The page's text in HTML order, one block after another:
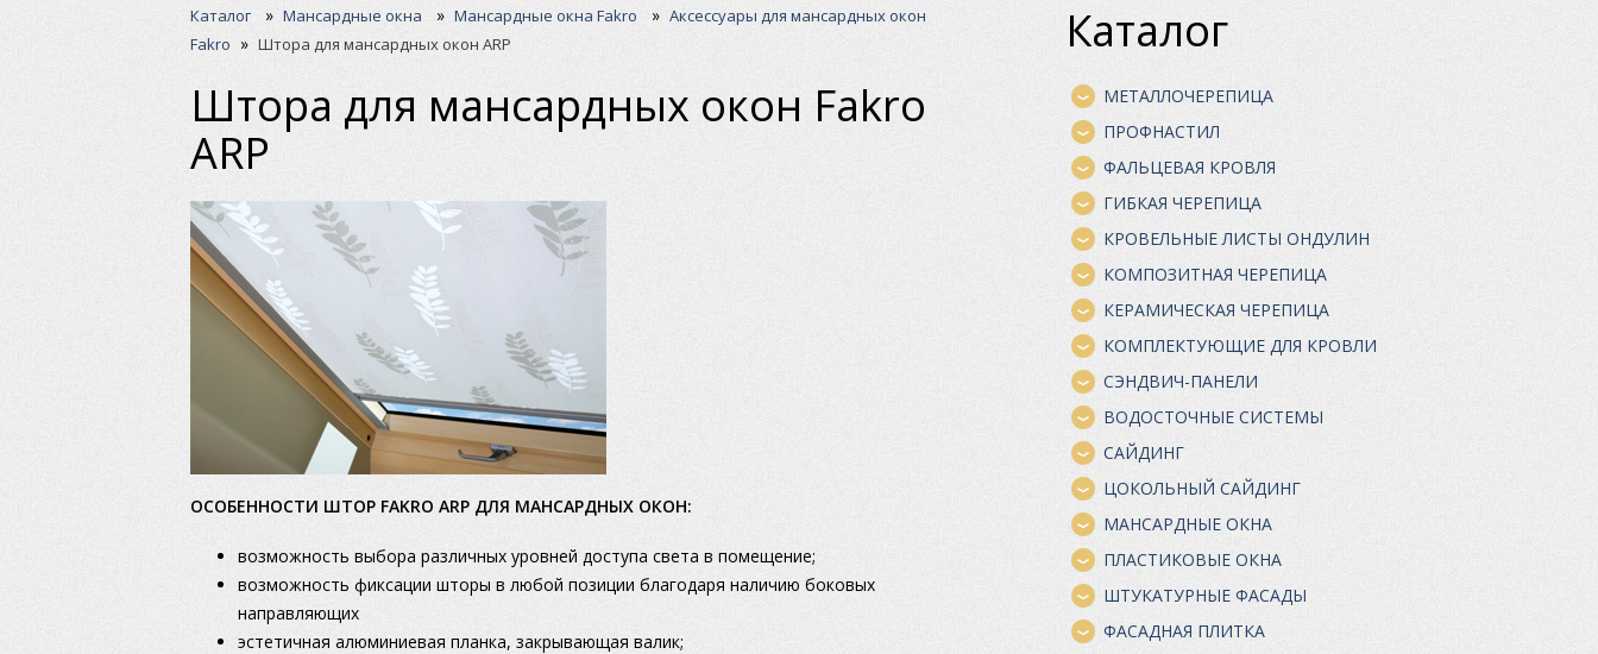
Каталог» Мансардные окна » Мансардные окна Fakro » Аксессуары для мансардных окон
Fakro » Штора для мансардных окон ARP
Штора для мансардных окон Fakro
ARP
ОСОБЕННОСТИ ШТОР FAKRO ARP ДЛЯ МАНСАРДНЫХ ОКОН:
возможность выбора различных уровней доступа света в помещение;
возможность фиксации шторы в любой позиции благодаря наличию боковых
направляющих
эстетичная алюминиевая планка, закрывающая валик;
Каталог
МЕТАЛЛОЧЕРЕПИЦА
ПРОФНАСТИЛ
ФАЛЬЦЕВАЯ КРОВЛЯ
ГИБКАЯ ЧЕРЕПИЦА
КРОВЕЛЬНЫЕ ЛИСТЫ ОНДУЛИН
КОМПОЗИТНАЯ ЧЕРЕПИЦА
КЕРАМИЧЕСКАЯ ЧЕРЕПИЦА
КОМПЛЕКТУЮЩИЕ ДЛЯ КРОВЛИ
СЭНДВИЧ-ПАНЕЛИ
ВОДОСТОЧНЫЕ СИСТЕМЫ
САЙДИНГ
ЦОКОЛЬНЫЙ САЙДИНГ
МАНСАРДНЫЕ ОКНА
ПЛАСТИКОВЫЕ ОКНА
ШТУКАТУРНЫЕ ФАСАДЫ
ФАСАДНАЯ ПЛИТКА